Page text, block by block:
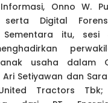
Onno W.
Digital
Sementara itu, sesi
usaha dalam
Setiyawan dan Sara
Tractors